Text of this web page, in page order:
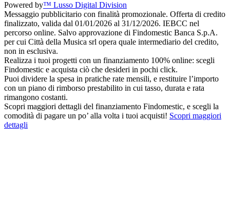
Powered by™ Lusso Digital Division
Messaggio pubblicitario con finalità promozionale. Offerta di credito
finalizzato, valida dal 01/01/2026 al 31/12/2026. IEBCC nel
percorso online. Salvo approvazione di Findomestic Banca S.p.A.
per cui Città della Musica srl opera quale intermediario del credito,
non in esclusiva.
Realizza i tuoi progetti con un finanziamento 100% online: scegli
Findomestic e acquista ciò che desideri in pochi click.
Puoi dividere la spesa in pratiche rate mensili, e restituire l’importo
con un piano di rimborso prestabilito in cui tasso, durata e rata
rimangono costanti.
Scopri maggiori dettagli del finanziamento Findomestic, e scegli la
comodità di pagare un po’ alla volta i tuoi acquisti! Scopri maggiori
dettagli